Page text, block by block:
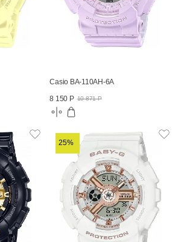
Casio BA-110AH-6A
8 150 Р 10 871 Р
25%